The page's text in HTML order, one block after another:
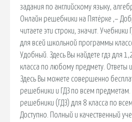
задания по английскому языку,
Онлайн решебники на Пятёрке ,–
читаете эти строки, значит.
для всей школьной программы
Удобный. Здесь Вы найдете гдз для
класса по любому предмету. Ответы
Здесь Вы можете совершенно
решебники и ГДЗ по всем
решебники (ГДЗ) для 8 класса по
Доступно. Полный и качественный